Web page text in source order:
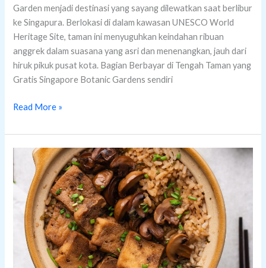
Garden menjadi destinasi yang sayang dilewatkan saat berlibur
ke Singapura. Berlokasi di dalam kawasan UNESCO World
Heritage Site, taman ini menyuguhkan keindahan ribuan
anggrek dalam suasana yang asri dan menenangkan, jauh dari
hiruk pikuk pusat kota. Bagian Berbayar di Tengah Taman yang
Gratis Singapore Botanic Gardens sendiri
Read More »
Vegetarian
and
Vegan
Food
Singapore
Plant-
Based